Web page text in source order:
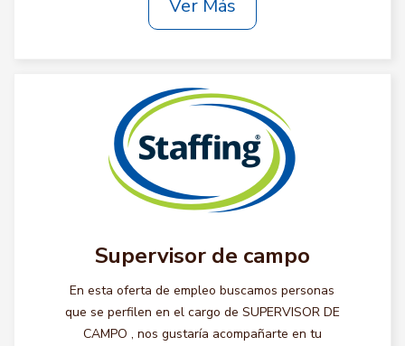
Ver Más
Supervisor de campo
En esta oferta de empleo buscamos personas
que se perfilen en el cargo de SUPERVISOR DE
CAMPO , nos gustaría acompañarte en tu